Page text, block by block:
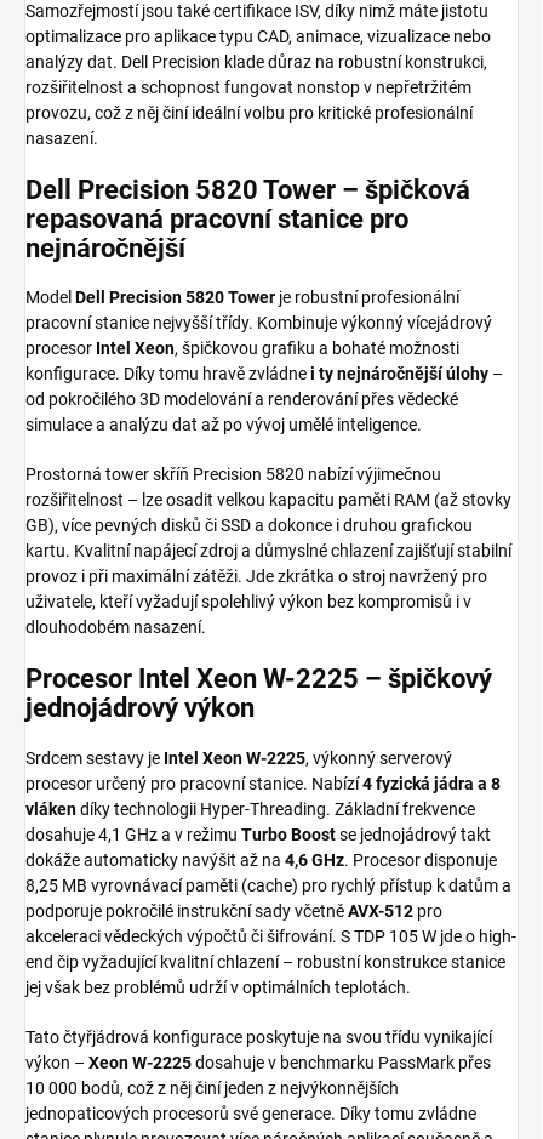
Samozřejmostí jsou také certifikace ISV, díky nimž máte jistotu
optimalizace pro aplikace typu CAD, animace, vizualizace nebo
analýzy dat. Dell Precision klade důraz na robustní konstrukci,
rozšiřitelnost a schopnost fungovat nonstop v nepřetržitém
provozu, což z něj činí ideální volbu pro kritické profesionální
nasazení.
Dell Precision 5820 Tower – špičková
repasovaná pracovní stanice pro
nejnáročnější
Model Dell Precision 5820 Tower je robustní profesionální
pracovní stanice nejvyšší třídy. Kombinuje výkonný vícejádrový
procesor Intel Xeon, špičkovou grafiku a bohaté možnosti
konfigurace. Díky tomu hravě zvládnei ty nejnáročnější úlohy –
od pokročilého 3D modelování a renderování přes vědecké
simulace a analýzu dat až po vývoj umělé inteligence.
Prostorná tower skříň Precision 5820 nabízí výjimečnou
rozšiřitelnost – lze osadit velkou kapacitu paměti RAM (až stovky
GB), více pevných disků či SSD a dokonce i druhou grafickou
kartu. Kvalitní napájecí zdroj a důmyslné chlazení zajišťují stabilní
provoz i při maximální zátěži. Jde zkrátka o stroj navržený pro
uživatele, kteří vyžadují spolehlivý výkon bez kompromisů i v
dlouhodobém nasazení.
Procesor Intel Xeon W-2225 – špičkový
jednojádrový výkon
Srdcem sestavy je Intel Xeon W-2225, výkonný serverový
procesor určený pro pracovní stanice. Nabízí4 fyzická jádra a 8
vlákendíky technologii Hyper-Threading. Základní frekvence
dosahuje 4,1 GHz a v režimu Turbo Boostse jednojádrový takt
dokáže automaticky navýšit až na 4,6 GHz. Procesor disponuje
8,25 MB vyrovnávací paměti (cache) pro rychlý přístup k datům a
podporuje pokročilé instrukční sady včetněAVX-512 pro
akceleraci vědeckých výpočtů či šifrování. S TDP 105 W jde o high-
end čip vyžadující kvalitní chlazení – robustní konstrukce stanice
jej však bez problémů udrží v optimálních teplotách.
Tato čtyřjádrová konfigurace poskytuje na svou třídu vynikající
výkon – Xeon W-2225dosahuje v benchmarku PassMark přes
10 000 bodů, což z něj činí jeden z nejvýkonnějších
jednopaticových procesorů své generace. Díky tomu zvládne